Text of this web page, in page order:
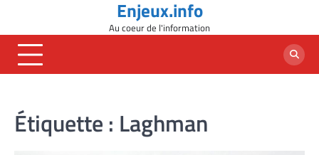
content
Enjeux.info
Au coeur de l'information
Étiquette : Laghman